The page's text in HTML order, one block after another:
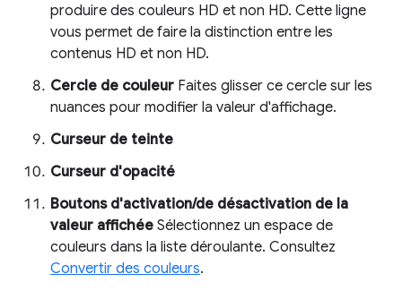
produire des couleurs HD et non HD. Cette ligne
vous permet de faire la distinction entre les
contenus HD et non HD.
Cercle de couleur Faites glisser ce cercle sur les
nuances pour modifier la valeur d'affichage.
Curseur de teinte
Curseur d'opacité
Boutons d'activation/de désactivation de la
valeur affichée Sélectionnez un espace de
couleurs dans la liste déroulante. Consultez
Convertir des couleurs.